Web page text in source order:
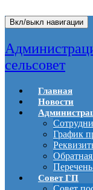
Вкл/выкл навигации
сельсовет
Главная
Новости
График
Обратная
Совет ГП